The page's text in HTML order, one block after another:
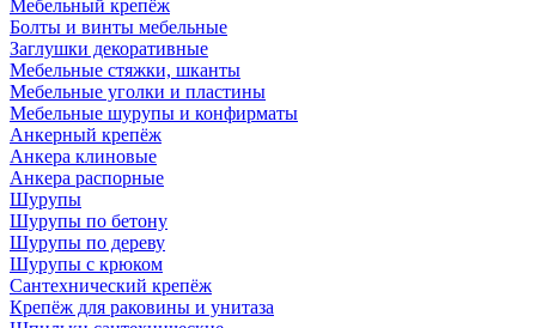
Мебельный крепёж
Болты и винты мебельные
Заглушки декоративные
Мебельные стяжки, шканты
Мебельные уголки и пластины
Мебельные шурупы и конфирматы
Анкерный крепёж
Анкера клиновые
Анкера распорные
Шурупы
Шурупы по бетону
Шурупы по дереву
Шурупы с крюком
Сантехнический крепёж
Крепёж для раковины и унитаза